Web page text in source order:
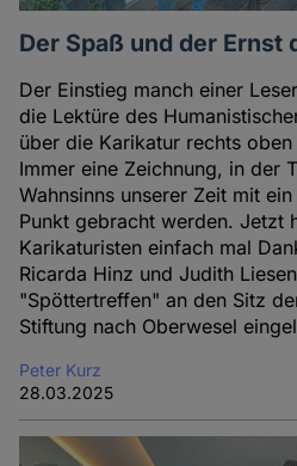
Der Spaß und der Ernst
Der Einstieg manch einer
die Lektüre des
über die Karikatur rechts
Immer eine Zeichnung, in der
Wahnsinns unserer Zeit mit
Punkt gebracht werden. Jetzt
Karikaturisten einfach mal
Ricarda Hinz und Judith
"Spöttertreffen" an den Sitz
Stiftung nach Oberwesel
Peter Kurz
28.03.2025